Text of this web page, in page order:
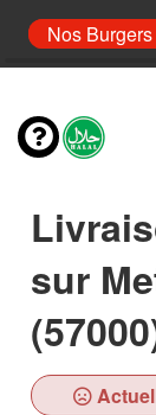
Nos Burgers
sur